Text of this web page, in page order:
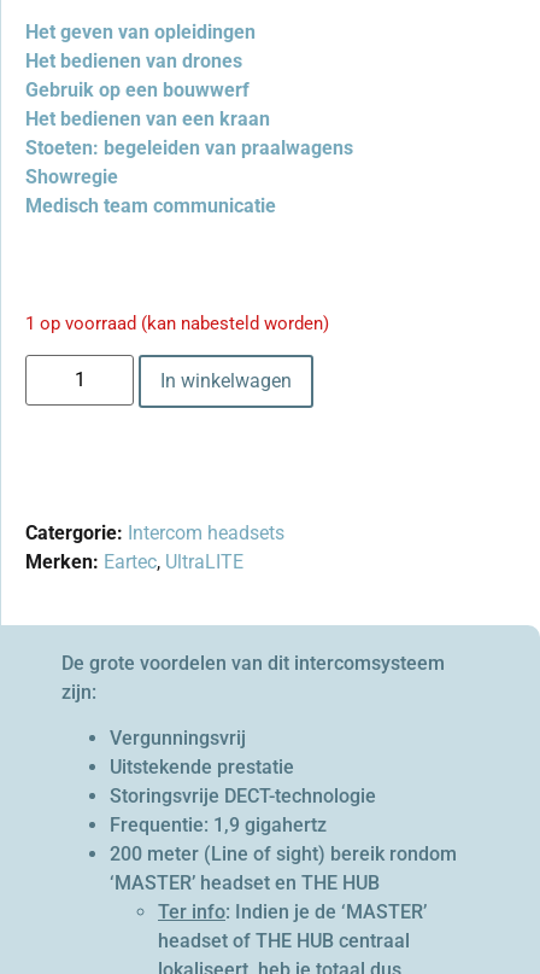
Het geven van opleidingen
Het bedienen van drones
Gebruik op een bouwwerf
Het bedienen van een kraan
Stoeten: begeleiden van praalwagens
Showregie
Medisch team communicatie
1 op voorraad (kan nabesteld worden)
In winkelwagen
Catergorie: Intercom headsets
Merken: Eartec, UltraLITE
De grote voordelen van dit intercomsysteem
zijn:
Vergunningsvrij
Uitstekende prestatie
Storingsvrije DECT-technologie
Frequentie: 1,9 gigahertz
200 meter (Line of sight) bereik rondom
‘MASTER’ headset en THE HUB
Ter info: Indien je de ‘MASTER’
headset of THE HUB centraal